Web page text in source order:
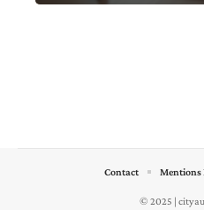
© 2025 |
Contact Mentions